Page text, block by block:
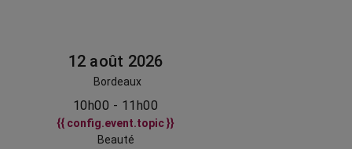
12 août 2026
Bordeaux
10h00 - 11h00
{{ config.event.topic }}
Beauté